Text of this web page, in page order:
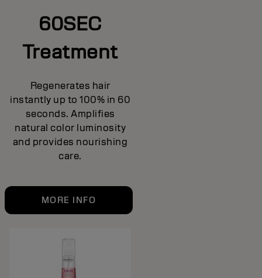
60SEC
Treatment
Regenerates hair
instantly up to 100% in 60
seconds. Amplifies
natural color luminosity
and provides nourishing
care.
MORE INFO